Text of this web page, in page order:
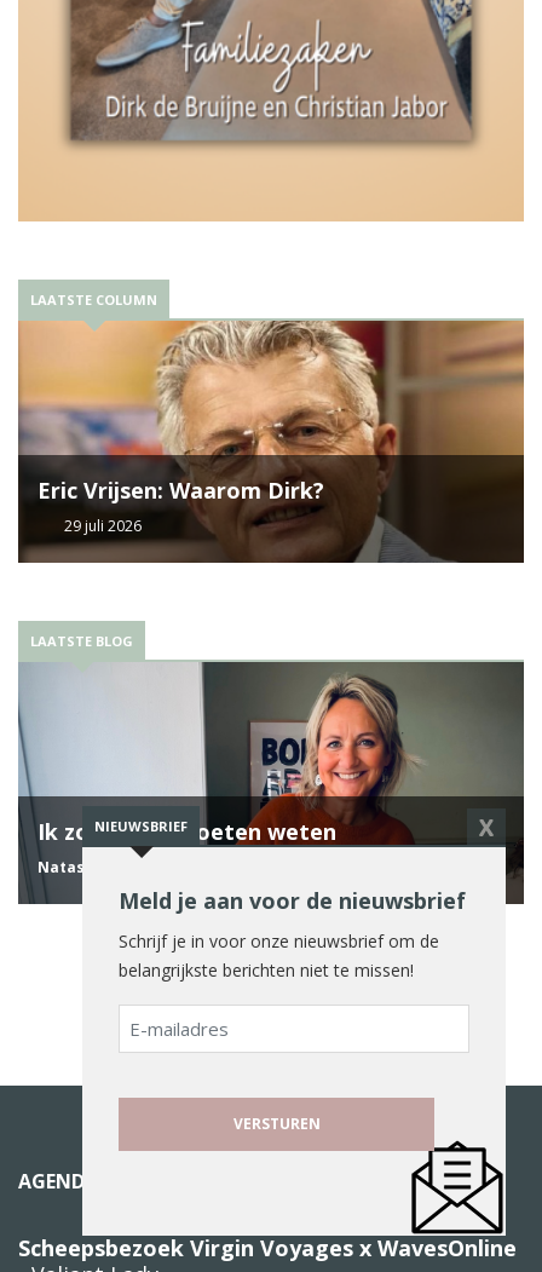
LAATSTE COLUMN
Eric Vrijsen: Waarom Dirk?
29 juli 2026
LAATSTE BLOG
Ik zou beter moeten weten
Natasja Hoogstede
AGENDA
Scheepsbezoek Virgin Voyages x WavesOnline
NIEUWSBRIEF X
Meld je aan voor de nieuwsbrief
Schrijf je in voor onze nieuwsbrief om de
belangrijkste berichten niet te missen!
E-
mailadres